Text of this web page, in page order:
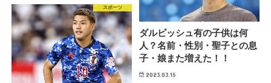
ダルビッシュ有の子供は何
人？名前・性別・聖子との息
子・娘また増えた！！
2023.03.15
スポーツ